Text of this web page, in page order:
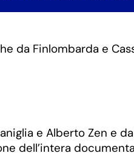
da Finlombarda e
e Alberto Zen e
dell’intera